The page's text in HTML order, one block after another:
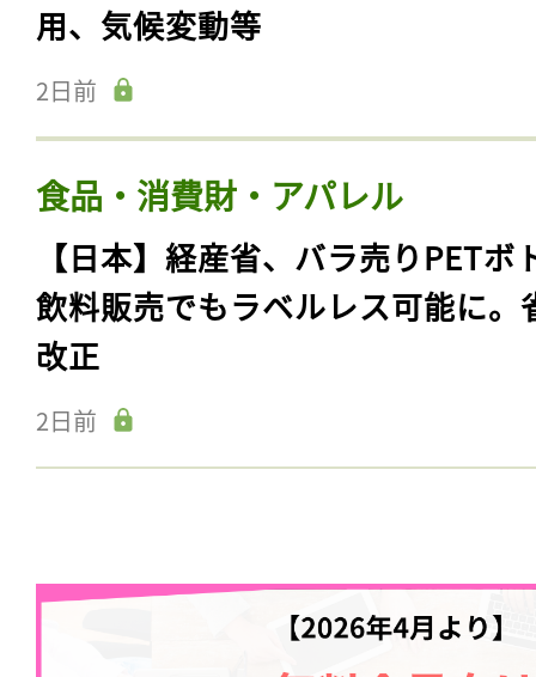
用、気候変動等
2日前
食品・消費財・アパレル
【日本】経産省、バラ売りPETボ
飲料販売でもラベルレス可能に。
改正
2日前